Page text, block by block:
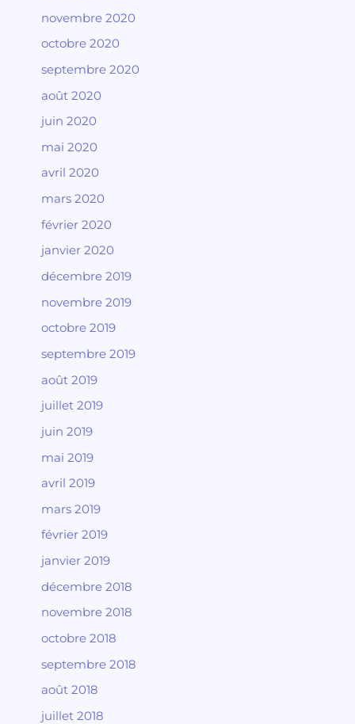
novembre 2020
octobre 2020
septembre 2020
août 2020
juin 2020
mai 2020
avril 2020
mars 2020
février 2020
janvier 2020
décembre 2019
novembre 2019
octobre 2019
septembre 2019
août 2019
juillet 2019
juin 2019
mai 2019
avril 2019
mars 2019
février 2019
janvier 2019
décembre 2018
novembre 2018
octobre 2018
septembre 2018
août 2018
juillet 2018